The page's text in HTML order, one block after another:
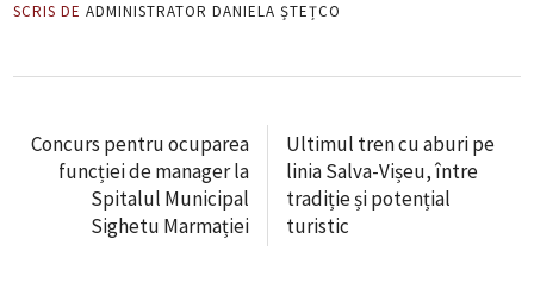
SCRIS DE ADMINISTRATOR DANIELA ȘTEȚCO
Concurs pentru ocuparea
funcției de manager la
Spitalul Municipal
Sighetu Marmației
Ultimul tren cu aburi pe
linia Salva-Vișeu, între
tradiție și potențial
turistic